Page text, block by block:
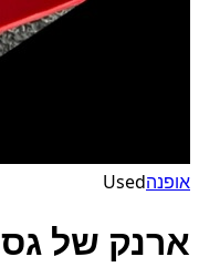
אופנהUsed
ארנק של גס